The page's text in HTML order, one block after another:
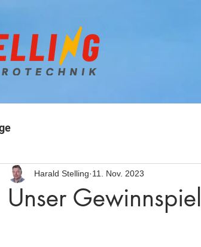
Unser Gewinnspiel
Harald Stelling 11. Nov. 2023